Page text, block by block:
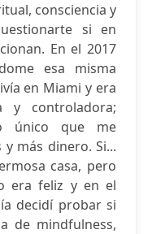
consciencia y
si en
En el 2017
esa misma
en Miami y era
y controladora;
único que me
más dinero. Si...
casa, pero
era feliz y en el
decidí probar si
de mindfulness,